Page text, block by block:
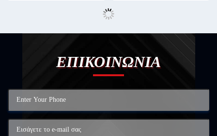
ΕΠΙΚΟΙΝΩΝΙΑ